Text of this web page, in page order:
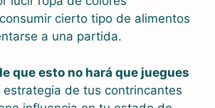
cierto tipo de alimentos
a una partida.
que esto no hará que juegues
estrategia de tus contrincantes